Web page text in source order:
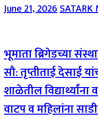
June 21, 2026
भूमाता ब्रिगेडच्या
सौ: तृप्तीताई देसाई
शाळेतील
वाटप व महिलांना